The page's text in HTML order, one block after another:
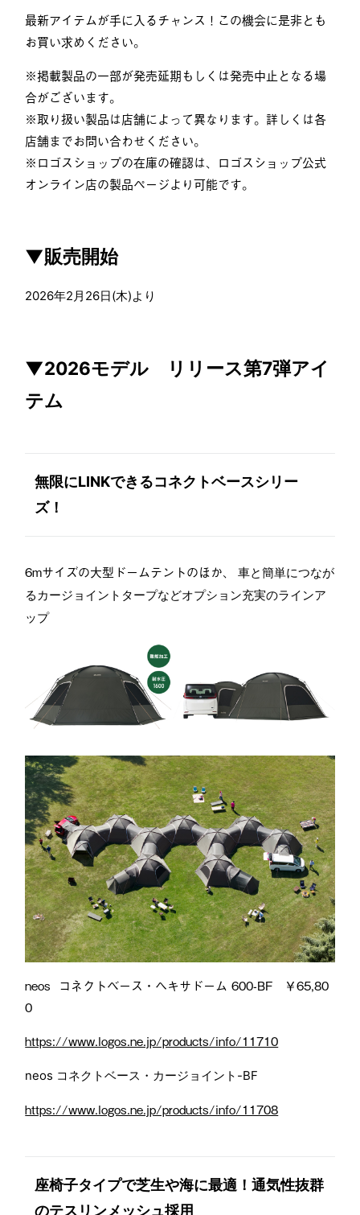
最新アイテムが手に入るチャンス！この機会に是非とも
お買い求めください。
※掲載製品の一部が発売延期もしくは発売中止となる場
合がございます。
※取り扱い製品は店舗によって異なります。詳しくは各
店舗までお問い合わせください。
※ロゴスショップの在庫の確認は、ロゴスショップ公式
オンライン店の製品ページより可能です。
▼販売開始
2026年2月26日(木)より
▼2026モデル リリース第7弾アイ
テム
無限にLINKできるコネクトベースシリー
ズ！
6mサイズの大型ドームテントのほか、
車と簡単につなが
るカージョイントタープなどオプション充実のラインア
ップ
neos コネクトベース・ヘキサドーム 600-BF ￥65,80
0
https://www.logos.ne.jp/products/info/11710
neos コネクトベース・カージョイント-BF
https://www.logos.ne.jp/products/info/11708
座椅子タイプで芝生や海に最適！通気性抜群
のテスリンメッシュ採用